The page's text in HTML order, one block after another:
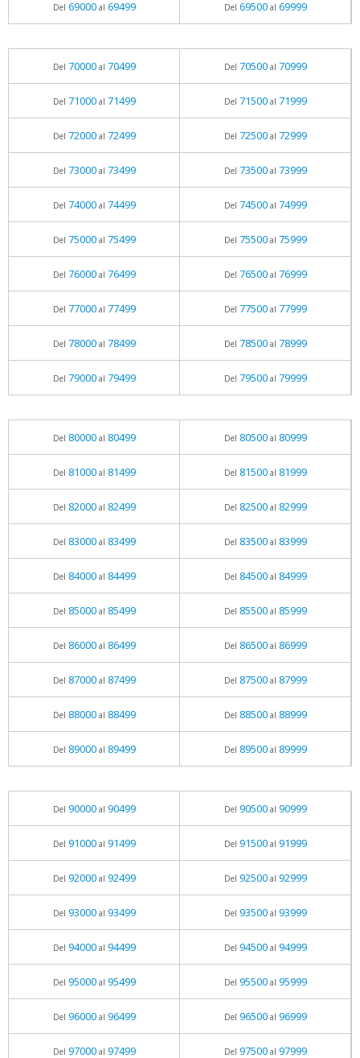
Del 69000al 69499 Del 69500al 69999
Del 70000al 70499 Del 70500al 70999
Del 71000al 71499 Del 71500al 71999
Del 72000al 72499 Del 72500al 72999
Del 73000al 73499 Del 73500al 73999
Del 74000al 74499 Del 74500al 74999
Del 75000al 75499 Del 75500al 75999
Del 76000al 76499 Del 76500al 76999
Del 77000al 77499 Del 77500al 77999
Del 78000al 78499 Del 78500al 78999
Del 79000al 79499 Del 79500al 79999
Del 80000al 80499 Del 80500al 80999
Del 81000al 81499 Del 81500al 81999
Del 82000al 82499 Del 82500al 82999
Del 83000al 83499 Del 83500al 83999
Del 84000al 84499 Del 84500al 84999
Del 85000al 85499 Del 85500al 85999
Del 86000al 86499 Del 86500al 86999
Del 87000al 87499 Del 87500al 87999
Del 88000al 88499 Del 88500al 88999
Del 89000al 89499 Del 89500al 89999
Del 90000al 90499 Del 90500al 90999
Del 91000al 91499 Del 91500al 91999
Del 92000al 92499 Del 92500al 92999
Del 93000al 93499 Del 93500al 93999
Del 94000al 94499 Del 94500al 94999
Del 95000al 95499 Del 95500al 95999
Del 96000al 96499 Del 96500al 96999
Del 97000al 97499 Del 97500al 97999